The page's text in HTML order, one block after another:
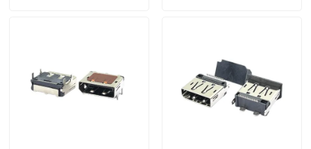
Productos